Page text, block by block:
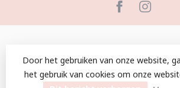
© Copyright 2026 C by Lou - Powered
Door het gebruiken van onze website,
het gebruik van cookies om onze